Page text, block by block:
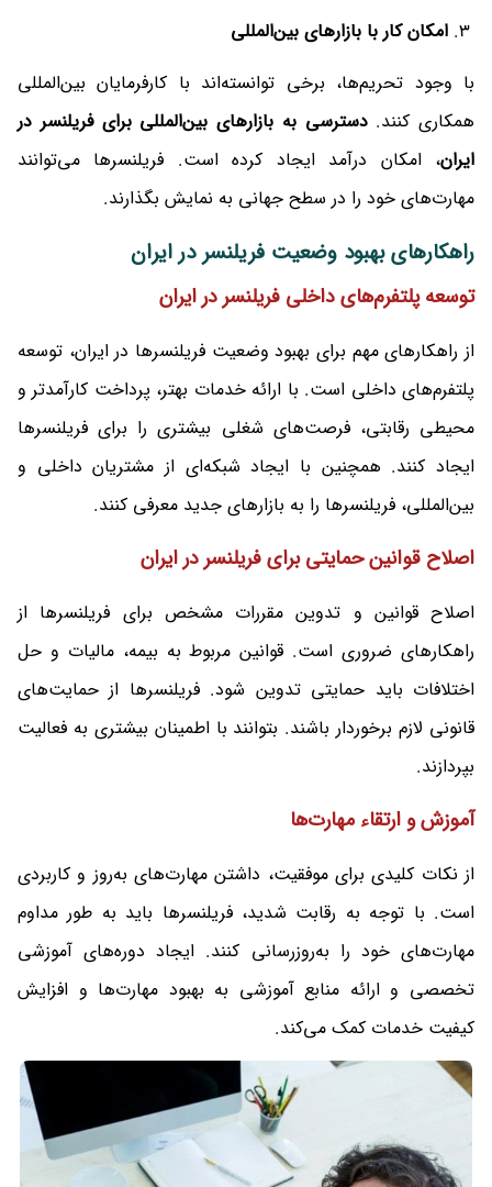
امکان کار با بازارهای بین‌المللی
با وجود تحریم‌ها، برخی توانسته‌اند با کارفرمایان بین‌المللی
همکاری کنند.دسترسی به بازارهای بین‌المللی برای فریلنسر در
ایران، امکان درآمد ایجاد کرده است. فریلنسرها می‌توانند
مهارت‌های خود را در سطح جهانی به نمایش بگذارند.
راهکارهای بهبود وضعیت فریلنسر در ایران
توسعه پلتفرم‌های داخلی فریلنسر در ایران
از راهکارهای مهم برای بهبود وضعیت فریلنسرها در ایران، توسعه
پلتفرم‌های داخلی است. با ارائه خدمات بهتر، پرداخت کارآمدتر و
محیطی رقابتی، فرصت‌های شغلی بیشتری را برای فریلنسرها
ایجاد کنند. همچنین با ایجاد شبکه‌ای از مشتریان داخلی و
بین‌المللی، فریلنسرها را به بازارهای جدید معرفی کنند.
اصلاح قوانین حمایتی برای فریلنسر در ایران
اصلاح قوانین و تدوین مقررات مشخص برای فریلنسرها از
راهکارهای ضروری است. قوانین مربوط به بیمه، مالیات و حل
اختلافات باید حمایتی تدوین شود. فریلنسرها از حمایت‌های
قانونی لازم برخوردار باشند. بتوانند با اطمینان بیشتری به فعالیت
بپردازند.
آموزش و ارتقاء مهارت‌ها
از نکات کلیدی برای موفقیت، داشتن مهارت‌های به‌روز و کاربردی
است. با توجه به رقابت شدید، فریلنسرها باید به طور مداوم
مهارت‌های خود را به‌روزرسانی کنند. ایجاد دوره‌های آموزشی
تخصصی و ارائه منابع آموزشی به بهبود مهارت‌ها و افزایش
کیفیت خدمات کمک می‌کند.